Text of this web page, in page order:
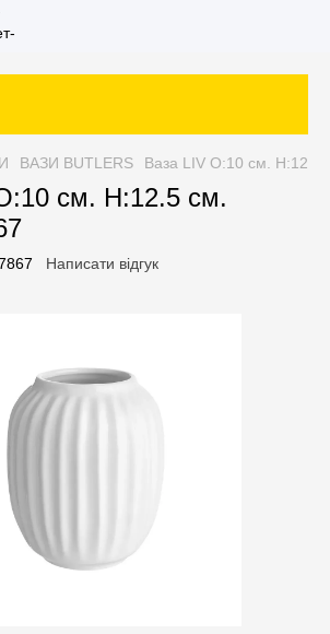
ВАЗИ BUTLERS Ваза LIV O:10 см. H:12.5
см. H:12.5 см.
Написати відгук